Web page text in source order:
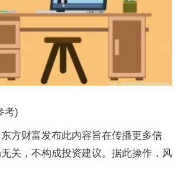
考)
方财富发布此内容旨在传播更多信
关，不构成投资建议。据此操作，风